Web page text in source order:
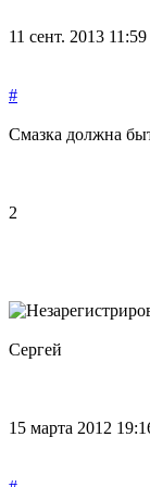
11 сент. 2013 11:59
#
Смазка должна
2
Сергей
15 марта 2012